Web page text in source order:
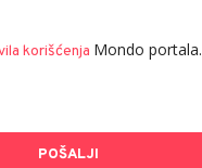
korišćenja Mondo portala.
POŠALJI